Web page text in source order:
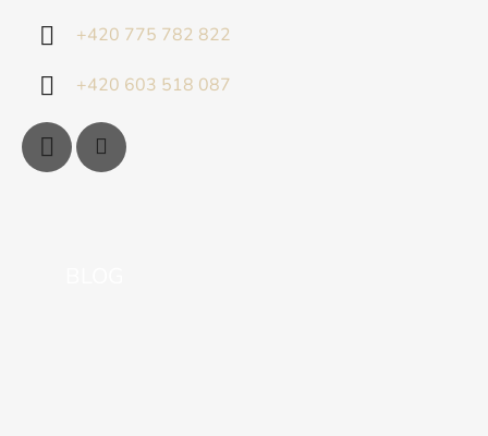
+420 775 782 822
+420 603 518 087